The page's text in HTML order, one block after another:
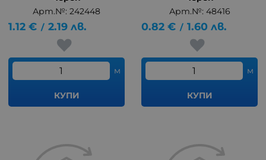
Арт.№: 242448
1.12 € / 2.19 лв.
м
КУПИ
Арт.№: 48416
0.82 € / 1.60 лв.
м
КУПИ